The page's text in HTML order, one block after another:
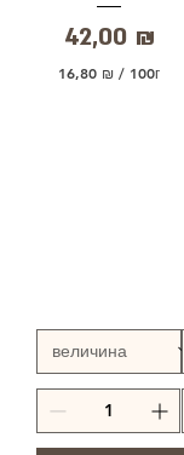
Цена
42,00 ₪
16,80 ₪ / 100г
а
м
ы